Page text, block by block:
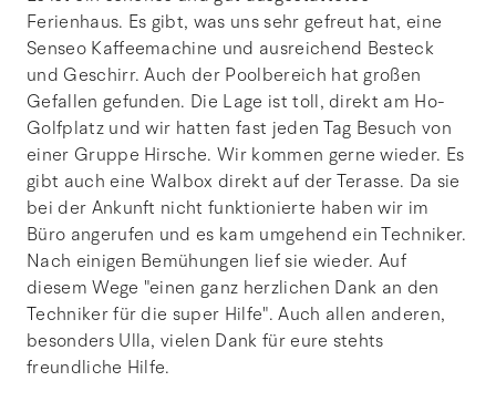
Ferienhaus. Es gibt, was uns sehr gefreut hat, eine
Senseo Kaffeemachine und ausreichend Besteck
und Geschirr. Auch der Poolbereich hat großen
Gefallen gefunden. Die Lage ist toll, direkt am Ho-
Golfplatz und wir hatten fast jeden Tag Besuch von
einer Gruppe Hirsche. Wir kommen gerne wieder. Es
gibt auch eine Walbox direkt auf der Terasse. Da sie
bei der Ankunft nicht funktionierte haben wir im
Büro angerufen und es kam umgehend ein Techniker.
Nach einigen Bemühungen lief sie wieder. Auf
diesem Wege "einen ganz herzlichen Dank an den
Techniker für die super Hilfe". Auch allen anderen,
besonders Ulla, vielen Dank für eure stehts
freundliche Hilfe.